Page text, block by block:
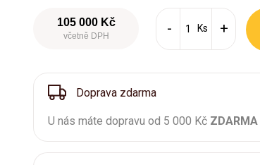
105 000 Kč
včetně DPH
Ks
Doprava zdarma
U nás máte dopravu od 5 000 Kč ZDARMA